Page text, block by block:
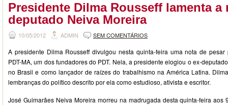
Presidente Dilma Rousseff lamenta a
deputado Neiva Moreira
10/05/2012 ADMIN SEM COMENTÁRIOS
A presidente Dilma Rousseff divulgou nesta quinta-feira uma nota de
PDT-MA, um dos fundadores do PDT. Nela, a presidente elogiou o ex-
no Brasil e como lançador de raízes do trabalhismo na América Latina.
lembranças do político descrito por ela como estudioso, ativista e escritor.
José Guimarães Neiva Moreira morreu na madrugada desta quinta-feira aos